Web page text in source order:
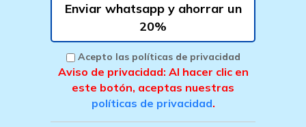
Enviar whatsapp y ahorrar un
20%
Acepto las políticas de privacidad
Aviso de privacidad: Al hacer clic en
este botón, aceptas nuestras
políticas de privacidad.